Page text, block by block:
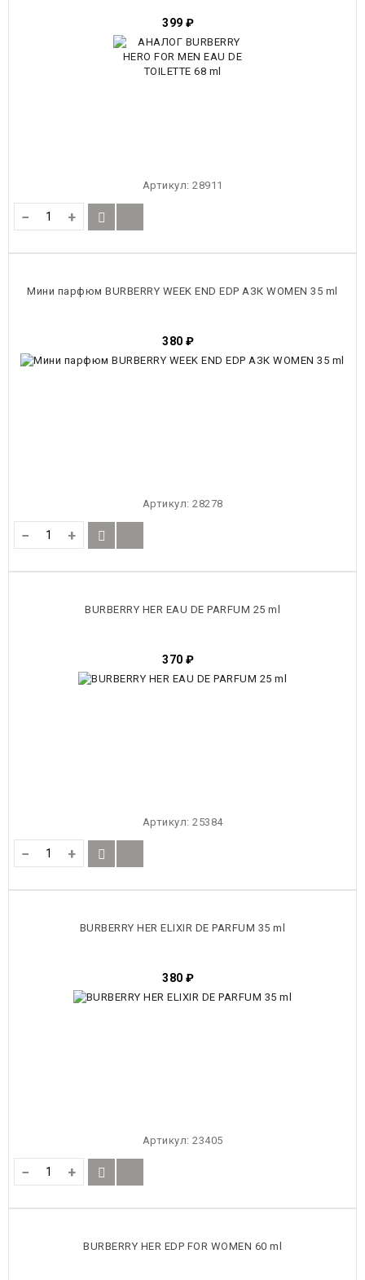
399 ₽
Артикул: 28911
− +
Мини парфюм BURBERRY WEEK END EDP АЗК WOMEN 35 ml
380 ₽
Артикул: 28278
− +
BURBERRY HER EAU DE PARFUM 25 ml
370 ₽
Артикул: 25384
− +
BURBERRY HER ELIXIR DE PARFUM 35 ml
380 ₽
Артикул: 23405
− +
BURBERRY HER EDP FOR WOMEN 60 ml